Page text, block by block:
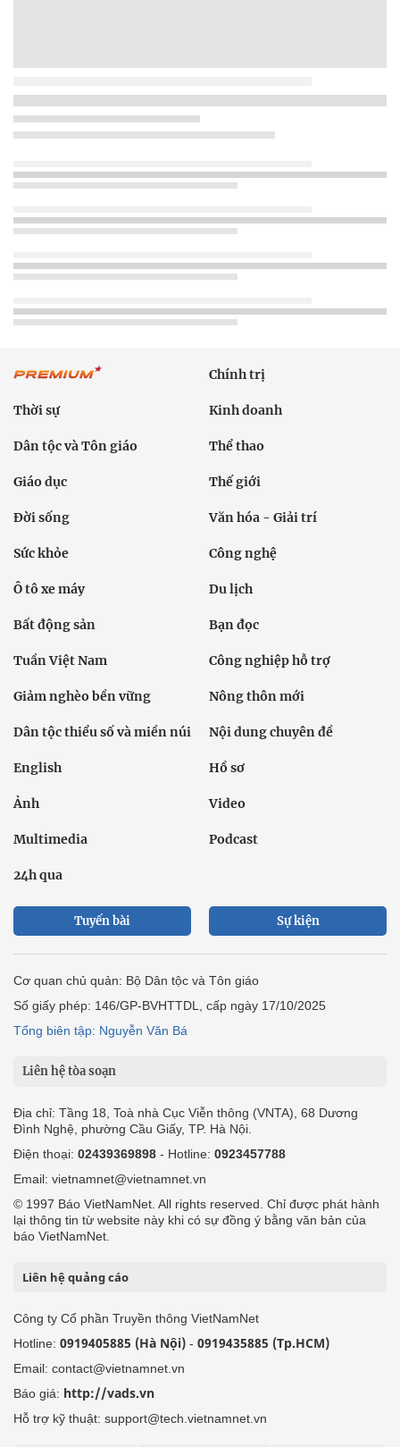
Chính trị
Thời sự Kinh doanh
Dân tộc và Tôn giáo Thể thao
Giáo dục Thế giới
Đời sống Văn hóa - Giải trí
Sức khỏe Công nghệ
Ô tô xe máy Du lịch
Bất động sản Bạn đọc
Tuần Việt Nam Công nghiệp hỗ trợ
Giảm nghèo bền vững Nông thôn mới
Dân tộc thiểu số và miền núi Nội dung chuyên đề
English Hồ sơ
Ảnh Video
Multimedia Podcast
24h qua
Tuyến bài Sự kiện
Cơ quan chủ quản: Bộ Dân tộc và Tôn giáo
Số giấy phép: 146/GP-BVHTTDL, cấp ngày 17/10/2025
Tổng biên tập: Nguyễn Văn Bá
Liên hệ tòa soạn
Địa chỉ: Tầng 18, Toà nhà Cục Viễn thông (VNTA), 68 Dương
Đình Nghệ, phường Cầu Giấy, TP. Hà Nội.
Điện thoại: 02439369898 - Hotline: 0923457788
Email: vietnamnet@vietnamnet.vn
© 1997 Báo VietNamNet. All rights reserved. Chỉ được phát hành
lại thông tin từ website này khi có sự đồng ý bằng văn bản của
báo VietNamNet.
Liên hệ quảng cáo
Công ty Cổ phần Truyền thông VietNamNet
Hotline: 0919405885 (Hà Nội) - 0919435885 (Tp.HCM)
Email: contact@vietnamnet.vn
Báo giá: http://vads.vn
Hỗ trợ kỹ thuật: support@tech.vietnamnet.vn